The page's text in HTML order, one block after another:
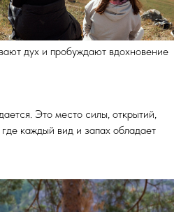
дух и пробуждают вдохновение
Это место силы, открытий,
каждый вид и запах обладает